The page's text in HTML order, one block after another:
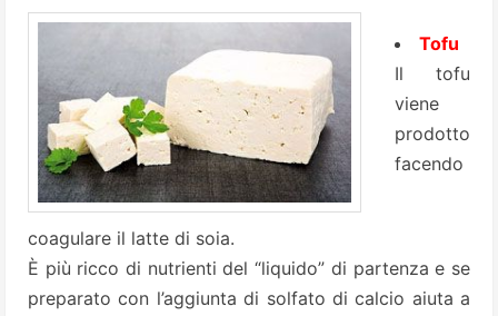
Tofu
Il tofu
viene
prodotto
facendo
coagulare il latte di soia.
È più ricco di nutrienti del “liquido” di partenza e se
preparato con l’aggiunta di solfato di calcio aiuta a